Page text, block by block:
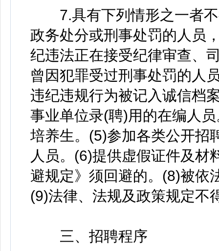
7.具有下列情形之一者不
政务处分或刑事处罚的人员
纪违法正在接受纪律审查、
曾因犯罪受过刑事处罚的人
违纪违规行为被记入诚信档
事业单位录(聘)用的在编人
培养生。(5)参加各类公开招
人员。(6)提供虚假证件及材
避规定》须回避的。(8)被
(9)法律、法规及政策规定不
三、招聘程序